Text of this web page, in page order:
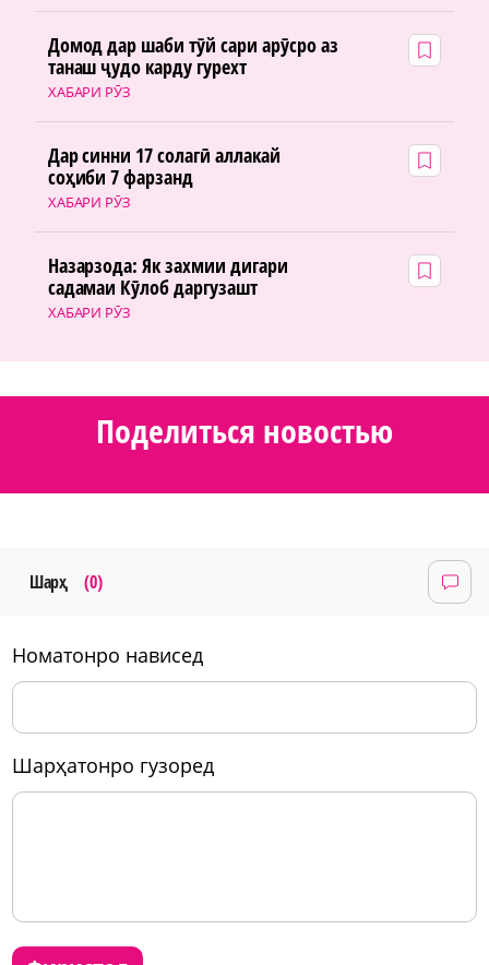
ХАБАРИ РӮЗ
Домод дар шаби тӯй сари арӯсро аз
танаш ҷудо карду гурехт
ХАБАРИ РӮЗ
Дар синни 17 солагӣ аллакай
соҳиби 7 фарзанд
ХАБАРИ РӮЗ
Назарзода: Як захмии дигари
садамаи Кӯлоб даргузашт
Поделиться новостью
Шарҳ (0)
номатонро нависед
шарҳатонро гузоред